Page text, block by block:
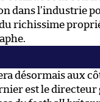
dans l’industrie
du richissime
désormais aux
est le directeur